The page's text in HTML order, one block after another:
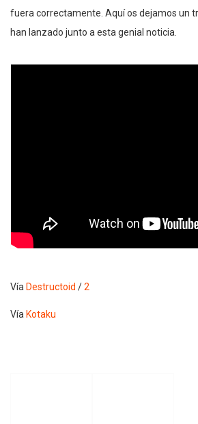
fuera correctamente. Aquí os dejamos un
han lanzado junto a esta genial noticia.
Vía Destructoid /2
Vía Kotaku